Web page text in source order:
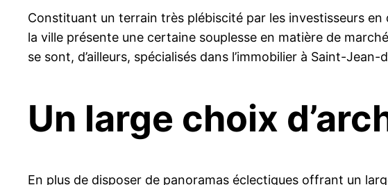
Constituant un terrain très plébiscité par les investisseurs
la ville présente une certaine souplesse en matière de
se sont, d’ailleurs, spécialisés dans l’immobilier à Saint-
Un large choix
En plus de disposer de panoramas éclectiques offrant un